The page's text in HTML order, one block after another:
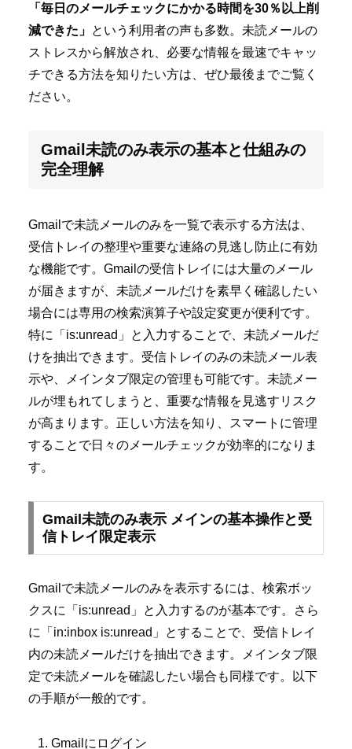
「毎日のメールチェックにかかる時間を30％以上削
減できた」 という利用者の声も多数。未読メールの
ストレスから解放され、必要な情報を最速でキャッ
チできる方法を知りたい方は、ぜひ最後までご覧く
ださい。
Gmail未読のみ表示の基本と仕組みの
完全理解
Gmailで未読メールのみを一覧で表示する方法は、
受信トレイの整理や重要な連絡の見逃し防止に有効
な機能です。Gmailの受信トレイには大量のメール
が届きますが、未読メールだけを素早く確認したい
場合には専用の検索演算子や設定変更が便利です。
特に「is:unread」と入力することで、未読メールだ
けを抽出できます。受信トレイのみの未読メール表
示や、メインタブ限定の管理も可能です。未読メー
ルが埋もれてしまうと、重要な情報を見逃すリスク
が高まります。正しい方法を知り、スマートに管理
することで日々のメールチェックが効率的になりま
す。
Gmail未読のみ表示 メインの基本操作と受
信トレイ限定表示
Gmailで未読メールのみを表示するには、検索ボッ
クスに「is:unread」と入力するのが基本です。さら
に「in:inbox is:unread」とすることで、受信トレイ
内の未読メールだけを抽出できます。メインタブ限
定で未読メールを確認したい場合も同様です。以下
の手順が一般的です。
Gmailにログイン